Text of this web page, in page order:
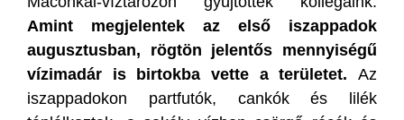
Amint megjelentek az első iszappadok
augusztusban, rögtön jelentős mennyiségű
vízimadár is birtokba vette a területet. Az
iszappadokon partfutók, cankók és lilék